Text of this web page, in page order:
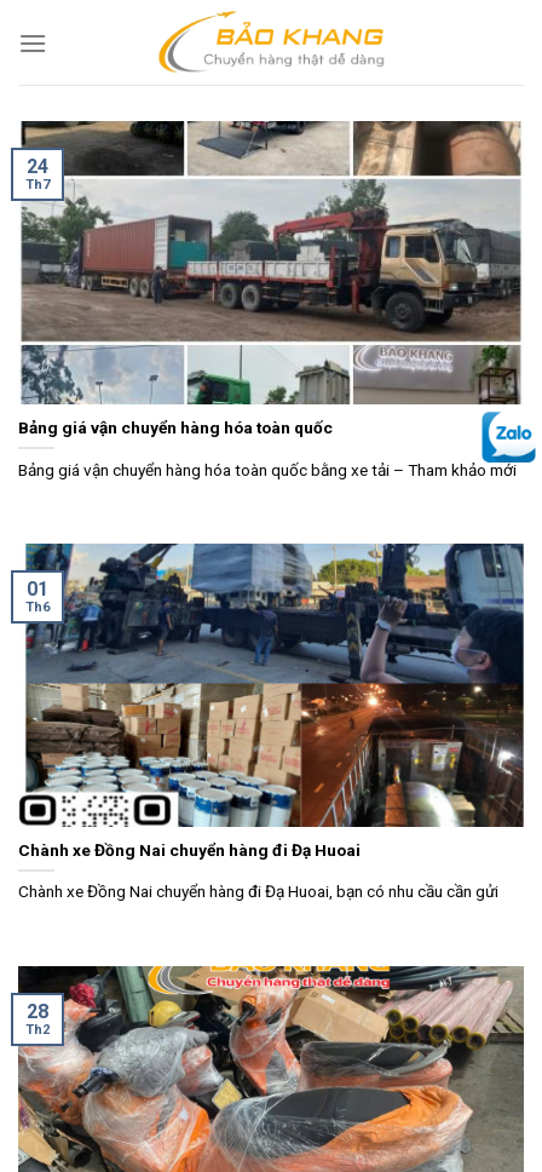
Bảng giá vận chuyển hàng hóa toàn quốc
Bảng giá vận chuyển hàng hóa toàn quốc bằng xe tải – Tham khảo mới
24
Th7
Chành xe Đồng Nai chuyển hàng đi Đạ Huoai
Chành xe Đồng Nai chuyển hàng đi Đạ Huoai, bạn có nhu cầu cần gửi
01
Th6
28
Th2